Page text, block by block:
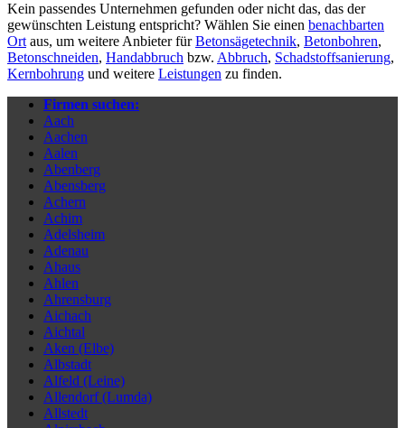
Kein passendes Unternehmen gefunden oder nicht das, das der
gewünschten Leistung entspricht? Wählen Sie einen benachbarten
Ort aus, um weitere Anbieter fürBetonsägetechnik, Betonbohren,
Betonschneiden, Handabbruch bzw. Abbruch, Schadstoffsanierung,
Kernbohrung und weitere Leistungen zu finden.
Firmen suchen:
Aach
Aachen
Aalen
Abenberg
Abensberg
Achern
Achim
Adelsheim
Adenau
Ahaus
Ahlen
Ahrensburg
Aichach
Aichtal
Aken (Elbe)
Albstadt
Alfeld (Leine)
Allendorf (Lumda)
Allstedt